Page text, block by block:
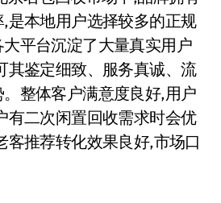
是本地用户选择较多的正规
平台沉淀了大量真实用户
其鉴定细致、服务真诚、流
整体客户满意度良好,用户
有二次闲置回收需求时会优
客推荐转化效果良好,市场口